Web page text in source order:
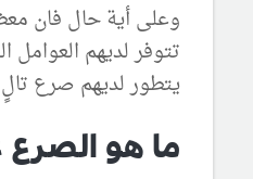
وعلى أية حال فان
تتوفر لديهم العوامل
يتطور لديهم صرع
ما هو الصرع